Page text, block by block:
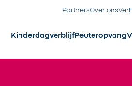
PartnersOver ons
Kinderdagverblijf Peuteropvang